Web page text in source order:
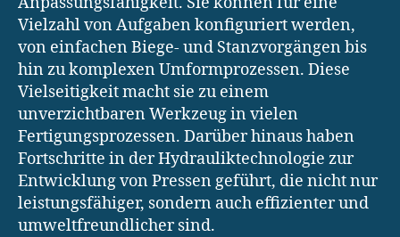
Vielzahl von Aufgaben konfiguriert werden,
von einfachen Biege- und Stanzvorgängen bis
hin zu komplexen Umformprozessen. Diese
Vielseitigkeit macht sie zu einem
unverzichtbaren Werkzeug in vielen
Fertigungsprozessen. Darüber hinaus haben
Fortschritte in der Hydrauliktechnologie zur
Entwicklung von Pressen geführt, die nicht nur
leistungsfähiger, sondern auch effizienter und
umweltfreundlicher sind.